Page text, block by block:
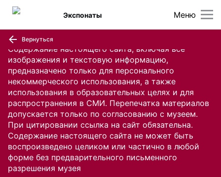
Содержание настоящего сайта, включая все
изображения и текстовую информацию,
предназначено только для персонального
некоммерческого использования, а также
использования в образовательных целях и для
распространения в СМИ. Перепечатка материалов
допускается только по согласованию с музеем.
При цитировании ссылка на сайт обязательна.
Содержание настоящего сайта не может быть
воспроизведено целиком или частично в любой
форме без предварительного письменного
разрешения музея
Меню
Экспонаты
Вернуться